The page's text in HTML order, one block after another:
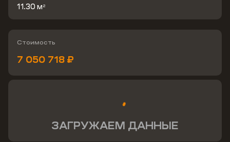
11.30 м 2
Стоимость
7 050 718 ₽
ЗАГРУЖАЕМ ДАННЫЕ